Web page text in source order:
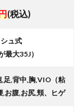
(税込)
ュ式
最大35J）
足,背中,胸,VIO（粘
,お腹,お尻,頬、ヒゲ